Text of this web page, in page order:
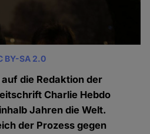
BY-SA 2.0
die Redaktion der
Charlie Hebdo
Jahren die Welt.
der Prozess gegen